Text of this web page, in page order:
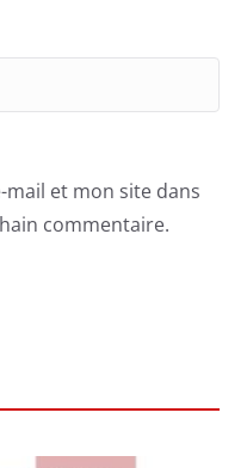
et mon site dans
commentaire.